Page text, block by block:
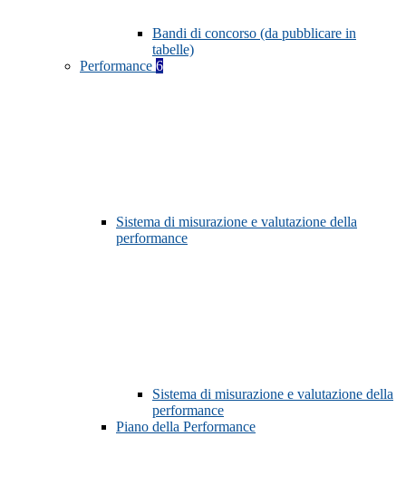
Bandi di concorso (da pubblicare in
tabelle)
Performance 6
Sistema di misurazione e valutazione della
performance
Sistema di misurazione e valutazione della
performance
Piano della Performance